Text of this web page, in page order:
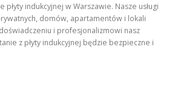
indukcyjnej w Warszawie. Nasze usługi
domów, apartamentów i lokali
i profesjonalizmowi nasz
z płyty indukcyjnej będzie bezpieczne i